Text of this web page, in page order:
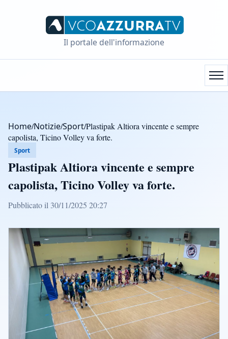
Il portale dell'informazione
Home/Notizie/Sport/Plastipak Altiora vincente e sempre
capolista, Ticino Volley va forte.
Sport
Plastipak Altiora vincente e sempre
capolista, Ticino Volley va forte.
Pubblicato il 30/11/2025 20:27